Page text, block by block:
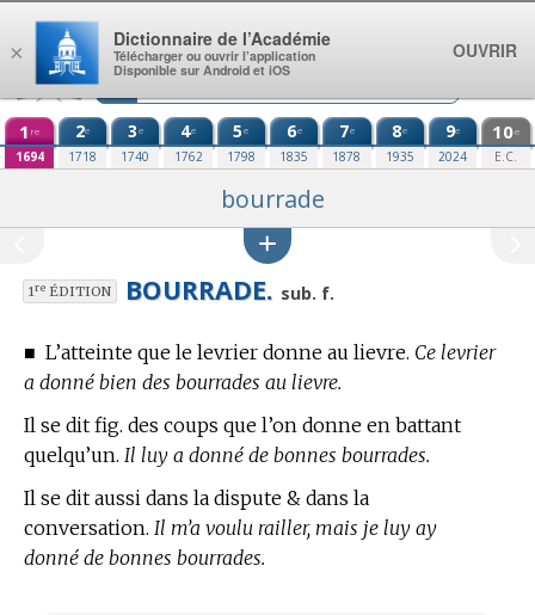
Aller au contenu
1 re
1694
2e
1718
3e
1740
4e
1762
5e
1798
6e
1835
7e
1878
8e
1935
9e
2024
10e
E.C.
bourrade
1reÉDITION BOURRADE. sub. f.
■ L’atteinte que le levrier donne au lievre. Ce levrier
a donné bien des bourrades au lievre.
Il se dit fig. des coups que l’on donne en battant
quelqu’un. Il luy a donné de bonnes bourrades.
Il se dit aussi dans la dispute & dans la
conversation. Il m’a voulu railler, mais je luy ay
donné de bonnes bourrades.
×
Dictionnaire de l’Académie
Télécharger ou ouvrir l’application
Disponible sur Android et iOS
OUVRIR